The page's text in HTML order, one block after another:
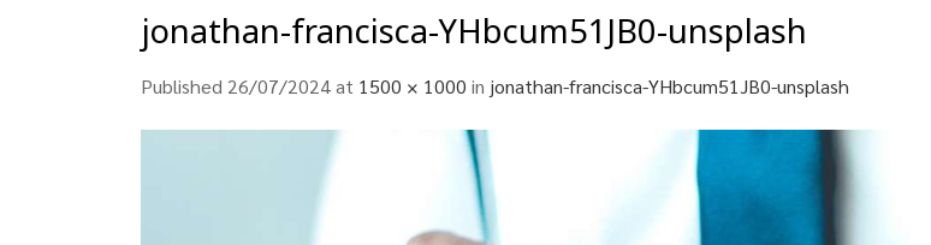
jonathan-francisca-YHbcum51JB0-unsplash
Published 26/07/2024at 1500 × 1000 in jonathan-francisca-YHbcum51JB0-unsplash